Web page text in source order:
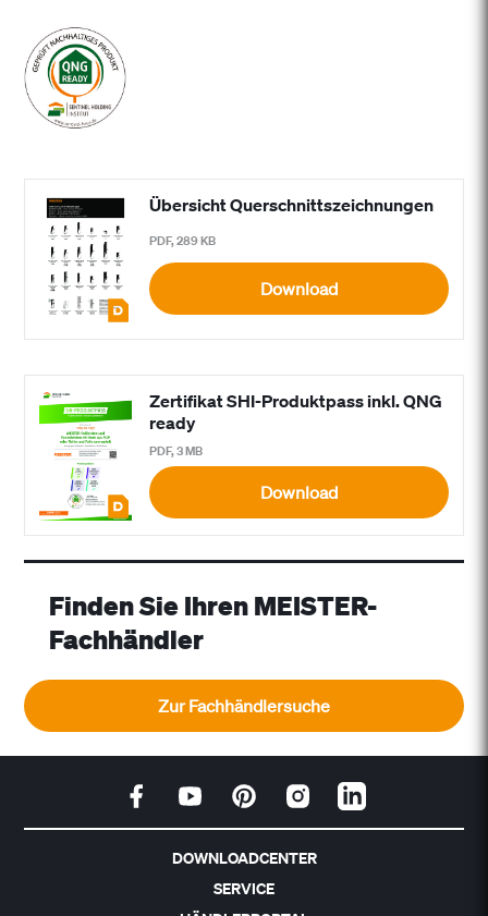
Übersicht Querschnittszeichnungen
PDF, 289 KB
Download
Zertifikat SHI-Produktpass inkl. QNG
ready
PDF, 3 MB
Download
Finden Sie Ihren MEISTER-
Fachhändler
Zur Fachhändlersuche
DOWNLOADCENTER
SERVICE